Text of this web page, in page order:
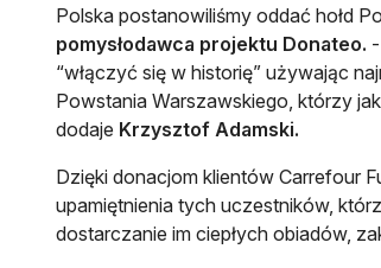
Polska postanowiliśmy oddać hołd
pomysłodawca projektu Donateo.
“włączyć się w historię” używając
Powstania Warszawskiego, którzy
dodaje Krzysztof Adamski.
Dzięki donacjom klientów Carrefour
upamiętnienia tych uczestników,
dostarczanie im ciepłych obiadów,